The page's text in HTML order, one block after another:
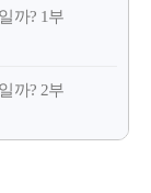
까? 1부
까? 2부